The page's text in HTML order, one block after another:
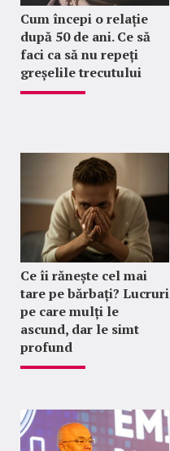
Cum începi o relație
după 50 de ani. Ce să
faci ca să nu repeți
greșelile trecutului
Ce îi rănește cel mai
tare pe bărbați? Lucruri
pe care mulți le
ascund, dar le simt
profund